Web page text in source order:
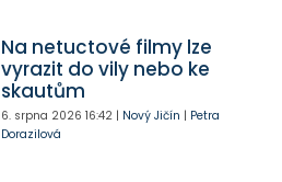
Na netuctové filmy lze
vyrazit do vily nebo ke
skautům
6. srpna 2026 16:42| Nový Jičín | Petra
Dorazilová